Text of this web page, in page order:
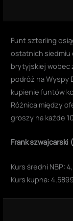
Funt szterling
ostatnich siedmiu
brytyjskiej wobec
podróż na Wyspy
kupienie funtów
Różnica między
groszy na każde
Frank szwajcarski
Kurs średni NBP:
Kurs kupna: